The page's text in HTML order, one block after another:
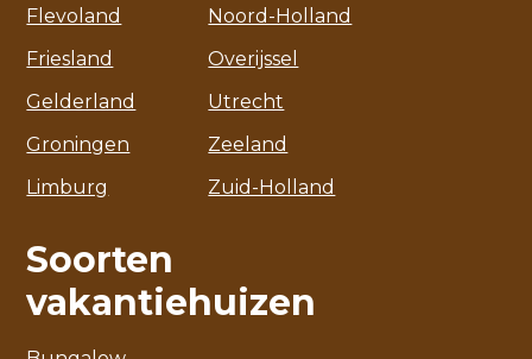
Flevoland
Friesland
Gelderland
Groningen
Limburg
Noord-Holland
Overijssel
Utrecht
Zeeland
Zuid-Holland
Soorten
vakantiehuizen